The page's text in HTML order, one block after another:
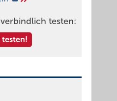
testen: